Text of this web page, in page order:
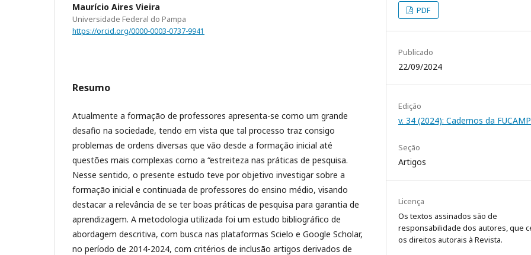
Maurício Aires Vieira
Universidade Federal do Pampa
https://orcid.org/0000-0003-0737-9941
Resumo
Atualmente a formação de professores apresenta-se como um grande
desafio na sociedade, tendo em vista que tal processo traz consigo
problemas de ordens diversas que vão desde a formação inicial até
questões mais complexas como a “estreiteza nas práticas de pesquisa.
Nesse sentido, o presente estudo teve por objetivo investigar sobre a
formação inicial e continuada de professores do ensino médio, visando
destacar a relevância de se ter boas práticas de pesquisa para garantia de
aprendizagem. A metodologia utilizada foi um estudo bibliográfico de
abordagem descritiva, com busca nas plataformas Scielo e Google Scholar,
no período de 2014-2024, com critérios de inclusão artigos derivados de
PDF
Publicado
22/09/2024
Edição
v. 34 (2024): Cadernos da FUCAMP
Seção
Artigos
Licença
Os textos assinados são de
responsabilidade dos autores, que
os direitos autorais à Revista.